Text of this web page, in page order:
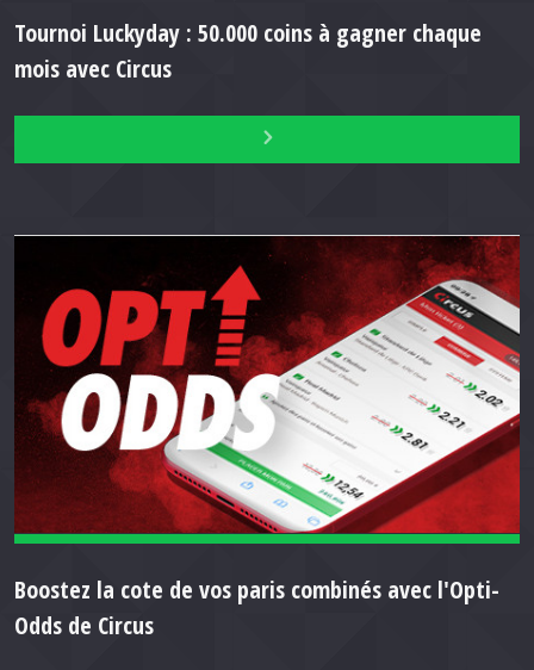
Tournoi Luckyday : 50.000 coins à gagner chaque
mois avec Circus
Boostez la cote de vos paris combinés avec l'Opti-
Odds de Circus